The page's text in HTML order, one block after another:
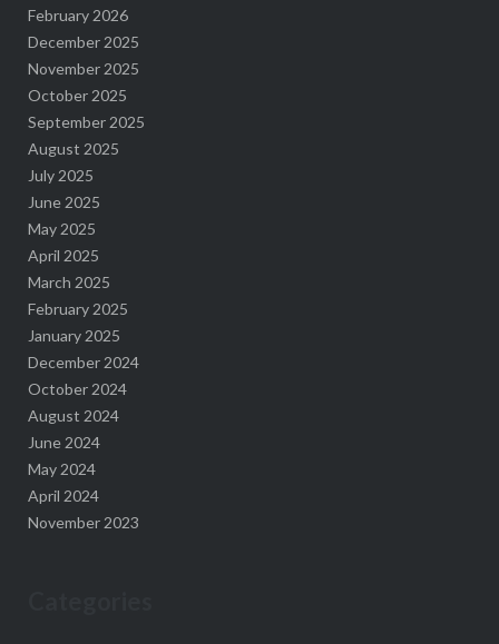
February 2026
December 2025
November 2025
October 2025
September 2025
August 2025
July 2025
June 2025
May 2025
April 2025
March 2025
February 2025
January 2025
December 2024
October 2024
August 2024
June 2024
May 2024
April 2024
November 2023